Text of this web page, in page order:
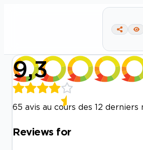
9,3
65 avis au cours des 12 derniers
Reviews for